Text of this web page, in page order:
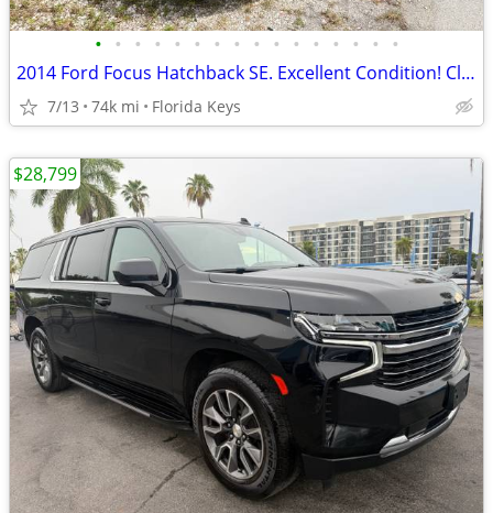
• • • • • • • • • • • • • • • •
2014 Ford Focus Hatchback SE. Excellent Condition! Clean Title.
7/13 74k mi Florida Keys
$28,799